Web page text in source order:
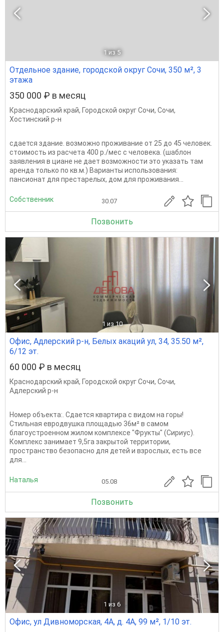
1 из 5
Отдельное здание, городской округ Сочи, 350 м², 3
этажа
350 000 ₽ в месяц
Краснодарский край, Городской округ Сочи, Сочи,
Хостинский р-н
сдается здание. возможно проживание от 25 до 45 человек.
стоимость из расчета 400 р./мес с человека. (шаблон
заявления в циане не дает возможности это указать там
аренда только по кв.м.) Варианты использования:
пансионат для престарелых, дом для проживания...
Собственник 30.07
Позвонить
1 из 10
Офис, Адлерский р-н, Белых акаций ул, 34, 35.50 м²,
6/12 эт.
60 000 ₽ в месяц
Краснодарский край, Городской округ Сочи, Сочи,
Адлерский р-н
Номер объекта:. Сдается квартира с видом на горы!
Стильная евродвушка площадью 36м² в самом
благоустроенном жилом комплексе "Фрукты" (Сириус).
Комплекс занимает 9,5га закрытой территории,
пространство безопасно для детей и взрослых, есть все
для...
Наталья 05.08
Позвонить
1 из 6
Офис, ул Дивноморская, 4А, д. 4А, 99 м², 1/10 эт.